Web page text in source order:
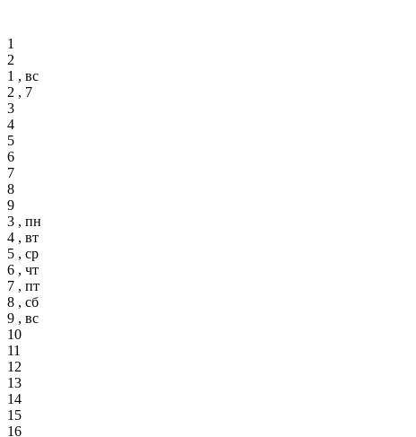
1
2
1 , вс
2 , 7
3
4
5
6
7
8
9
3 , пн
4 , вт
5 , ср
6 , чт
7 , пт
8 , сб
9 , вс
10
11
12
13
14
15
16